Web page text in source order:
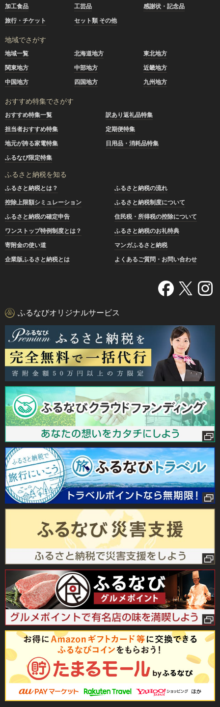
加工食品
工芸品
感謝状・記念品
旅行・チケット
セット類 その他
地域でさがす
地域一覧 北海道地方
東北地方
関東地方
中部地方
近畿地方
中国地方
四国地方 九州地方
おすすめ特集でさがす
おすすめ特集一覧
訳あり返礼品特集
担当者おすすめ特集
定期便特集
地元が誇る家電特集
日用品・消耗品特集
ふるなび限定特集
ふるさと納税を知る
ふるさと納税とは？
ふるさと納税の流れ
控除上限額シミュレーション
ふるさと納税制度について
ふるさと納税の確定申告
住民税・所得税の控除について
ワンストップ特例制度とは？
ふるさと納税のお礼特典
寄附金の使い道
マンガふるさと納税
企業版ふるさと納税とは
よくあるご質問・お問い合わせ
ふるなびオリジナルサービス